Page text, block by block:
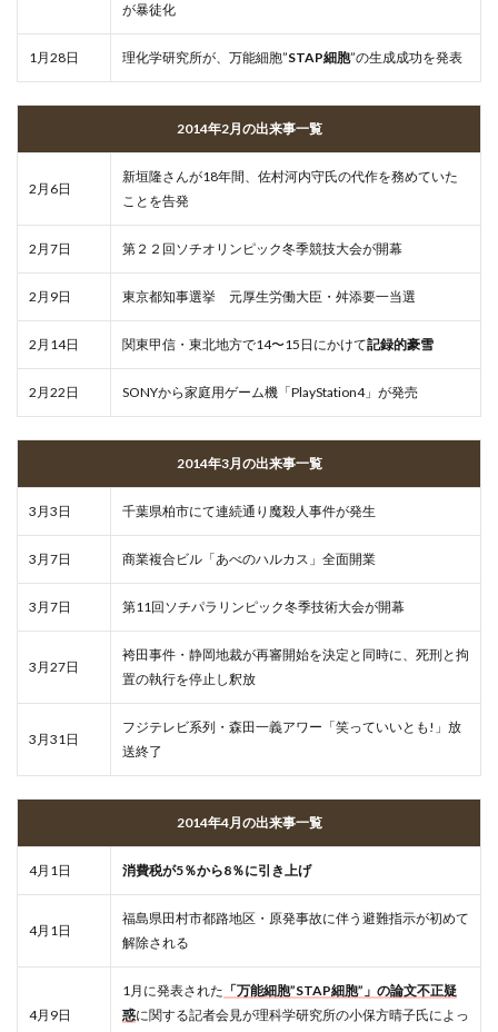
が暴徒化
1月28日 理化学研究所が、万能細胞”STAP細胞”の生成成功を発表
2014年2月の出来事一覧
2月6日
新垣隆さんが18年間、佐村河内守氏の代作を務めていた
ことを告発
2月7日 第２２回ソチオリンピック冬季競技大会が開幕
2月9日 東京都知事選挙 元厚生労働大臣・舛添要一当選
2月14日 関東甲信・東北地方で14〜15日にかけて記録的豪雪
2月22日 SONYから家庭用ゲーム機「PlayStation4」が発売
2014年3月の出来事一覧
3月3日 千葉県柏市にて連続通り魔殺人事件が発生
3月7日 商業複合ビル「あべのハルカス」全面開業
3月7日 第11回ソチパラリンピック冬季技術大会が開幕
3月27日
袴田事件・静岡地裁が再審開始を決定と同時に、死刑と拘
置の執行を停止し釈放
3月31日
フジテレビ系列・森田一義アワー「笑っていいとも!」放
送終了
2014年4月の出来事一覧
4月1日 消費税が5％から8％に引き上げ
4月1日
福島県田村市都路地区・原発事故に伴う避難指示が初めて
解除される
4月9日
1月に発表された 「万能細胞”STAP細胞”」の論文不正疑
惑に関する記者会見が理科学研究所の小保方晴子氏によっ